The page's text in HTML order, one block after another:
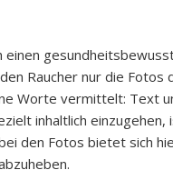
einen
Raucher nur die Fotos
Worte vermittelt: Text
inhaltlich einzugehen,
den Fotos bietet sich